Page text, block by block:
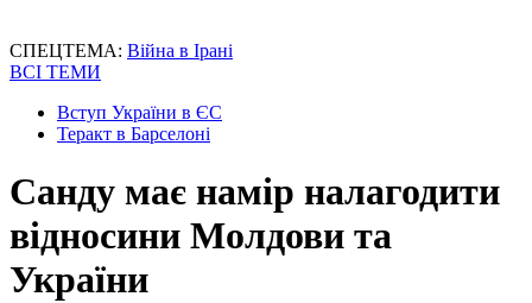
СПЕЦТЕМА: Війна в Ірані
ВСІ ТЕМИ
Вступ України в ЄС
Теракт в Барселоні
Санду має намір налагодити
відносини Молдови та
України